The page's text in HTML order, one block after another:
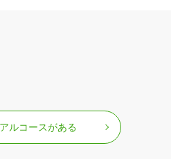
ルコースがある